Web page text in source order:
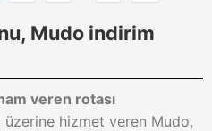
Mudo indirim
veren rotası
hizmet veren Mudo,